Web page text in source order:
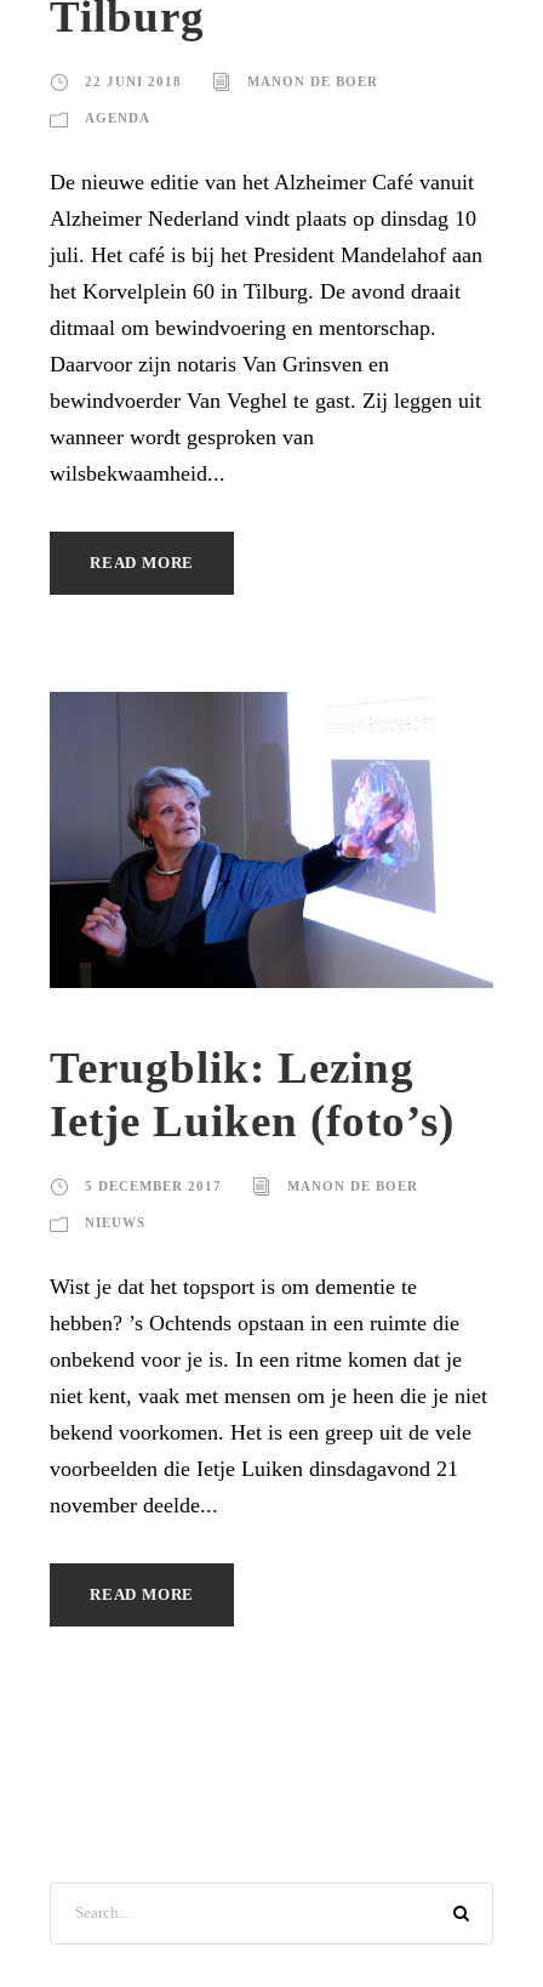
Tilburg
22 JUNI 2018 MANON DE BOER
AGENDA
De nieuwe editie van het Alzheimer Café vanuit
Alzheimer Nederland vindt plaats op dinsdag 10
juli. Het café is bij het President Mandelahof aan
het Korvelplein 60 in Tilburg. De avond draait
ditmaal om bewindvoering en mentorschap.
Daarvoor zijn notaris Van Grinsven en
bewindvoerder Van Veghel te gast. Zij leggen uit
wanneer wordt gesproken van
wilsbekwaamheid...
READ MORE
Terugblik: Lezing
Ietje Luiken (foto’s)
5 DECEMBER 2017 MANON DE BOER
NIEUWS
Wist je dat het topsport is om dementie te
hebben? ’s Ochtends opstaan in een ruimte die
onbekend voor je is. In een ritme komen dat je
niet kent, vaak met mensen om je heen die je niet
bekend voorkomen. Het is een greep uit de vele
voorbeelden die Ietje Luiken dinsdagavond 21
november deelde...
READ MORE